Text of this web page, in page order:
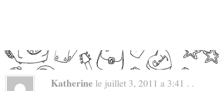
Katherine le juillet 3, 2011 a 3:41 . .